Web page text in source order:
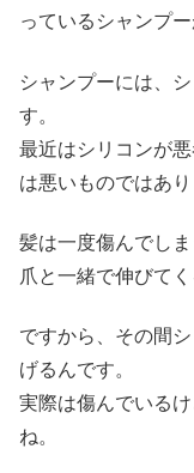
っているシャンプ
シャンプーには、
す。
最近はシリコンが
は悪いものではあり
髪は一度傷んでし
爪と一緒で伸びて
ですから、その間
げるんです。
実際は傷んでいる
ね。